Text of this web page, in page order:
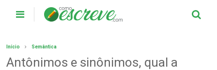
Início Semântica
Antônimos e sinônimos, qual a